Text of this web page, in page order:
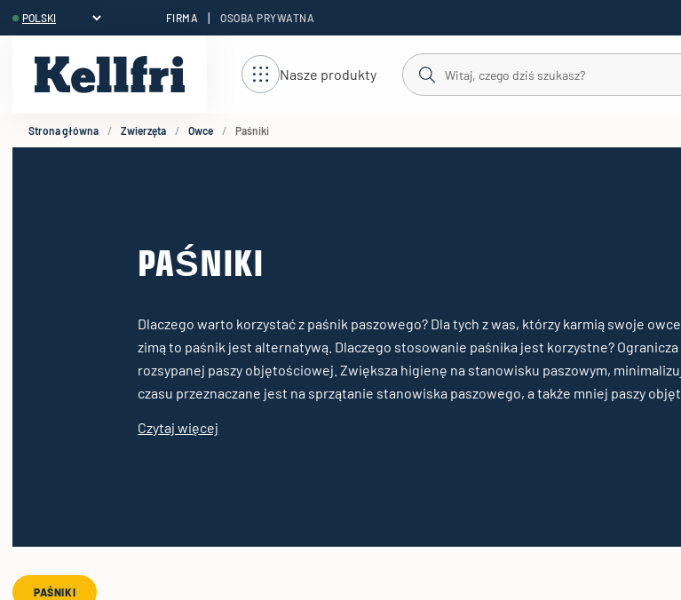
FIRMA | OSOBA PRYWATNA
Nasze produkty
Strona główna Zwierzęta Owce Paśniki
PAŚNIKI
Dlaczego warto korzystać z paśnik paszowego? Dla tych z was, którzy karmią swoje
zimą to paśnik jest alternatywą. Dlaczego stosowanie paśnika jest korzystne?
rozsypanej paszy objętościowej. Zwiększa higienę na stanowisku paszowym,
czasu przeznaczane jest na sprzątanie stanowiska paszowego, a także mniej paszy
Czytaj więcej
PAŚNIKI